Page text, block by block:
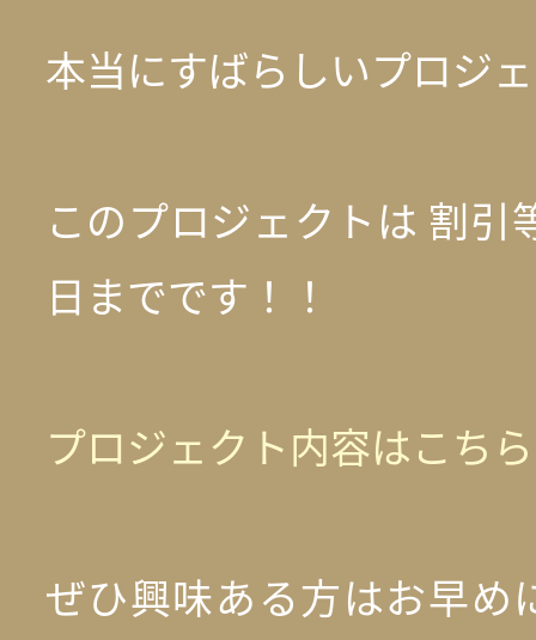
本当にすばらしいプロジ
このプロジェクトは 割引
日までです！！
プロジェクト内容はこち
ぜひ興味ある方はお早め